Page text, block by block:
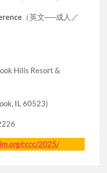
（英文──成人／
Hills Resort &
IL 60523)
cccc/2025/